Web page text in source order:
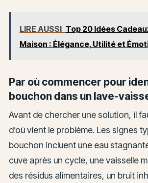
LIRE AUSSI Top 20 Idées
Maison : Élégance, Utilité et
Par où commencer pour
bouchon dans un lave-
Avant de chercher une solution, il
d’où vient le problème. Les signes
bouchon incluent une eau
cuve après un cycle, une vaisselle
des résidus alimentaires, un bruit